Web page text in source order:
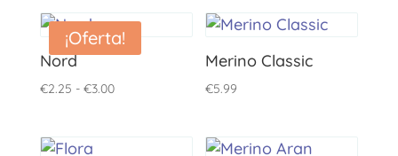
¡Oferta!
Nord
€2.25 - €3.00Rango
Merino Classic
€5.99